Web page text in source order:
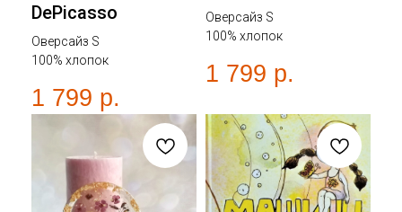
DePicasso
Оверсайз S
100% хлопок
1 799 р.
Оверсайз S
100% хлопок
1 799 р.